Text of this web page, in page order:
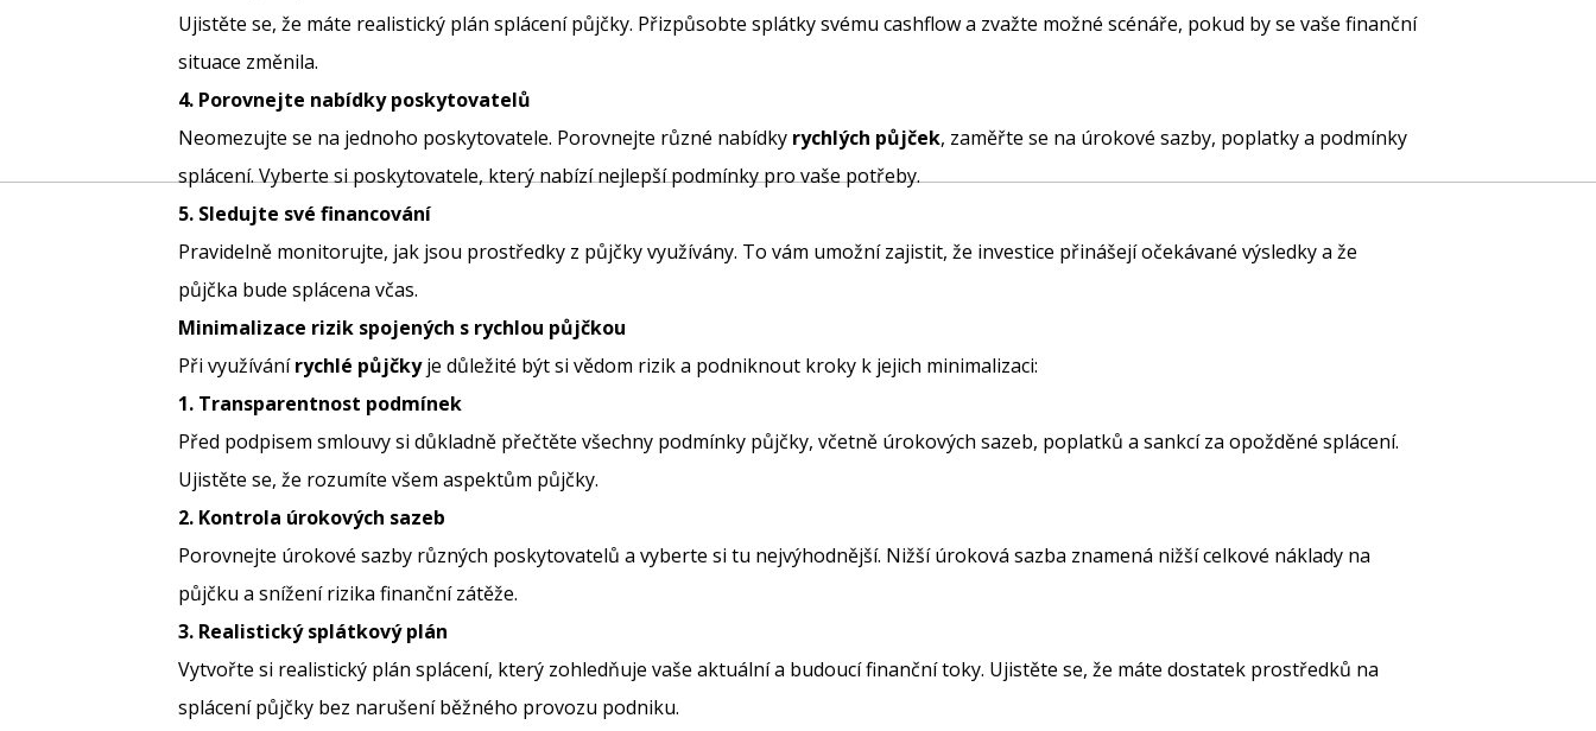
Ujistěte se, že máte realistický plán splácení půjčky. Přizpůsobte splátky svému cashflow a zvažte možné scénáře, pokud by se vaše finanční
situace změnila.
4. Porovnejte nabídky poskytovatelů
Neomezujte se na jednoho poskytovatele. Porovnejte různé nabídky rychlých půjček, zaměřte se na úrokové sazby, poplatky a podmínky
splácení. Vyberte si poskytovatele, který nabízí nejlepší podmínky pro vaše potřeby.
5. Sledujte své financování
Pravidelně monitorujte, jak jsou prostředky z půjčky využívány. To vám umožní zajistit, že investice přinášejí očekávané výsledky a že
půjčka bude splácena včas.
Minimalizace rizik spojených s rychlou půjčkou
Při využívánírychlé půjčkyje důležité být si vědom rizik a podniknout kroky k jejich minimalizaci:
1. Transparentnost podmínek
Před podpisem smlouvy si důkladně přečtěte všechny podmínky půjčky, včetně úrokových sazeb, poplatků a sankcí za opožděné splácení.
Ujistěte se, že rozumíte všem aspektům půjčky.
2. Kontrola úrokových sazeb
Porovnejte úrokové sazby různých poskytovatelů a vyberte si tu nejvýhodnější. Nižší úroková sazba znamená nižší celkové náklady na
půjčku a snížení rizika finanční zátěže.
3. Realistický splátkový plán
Vytvořte si realistický plán splácení, který zohledňuje vaše aktuální a budoucí finanční toky. Ujistěte se, že máte dostatek prostředků na
splácení půjčky bez narušení běžného provozu podniku.